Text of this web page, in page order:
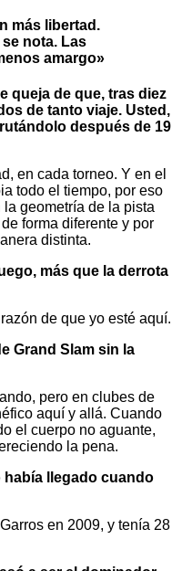
más libertad.
nota. Las
amargo»
queja de que, tras diez
de tanto viaje. Usted,
después de 19
en cada torneo. Y en el
todo el tiempo, por eso
geometría de la pista
forma diferente y por
distinta.
más que la derrota
de que yo esté aquí.
Grand Slam sin la
pero en clubes de
aquí y allá. Cuando
el cuerpo no aguante,
la pena.
había llegado cuando
en 2009, y tenía 28